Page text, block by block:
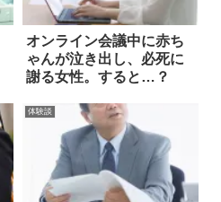
オンライン会議中に赤ち
ゃんが泣き出し、必死に
謝る女性。すると…？
体験談